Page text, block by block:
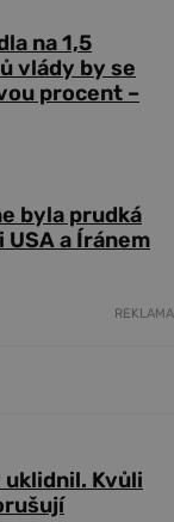
na 1,5
vlády by se
procent –
byla prudká
a Íránem
REKLAMA
Kvůli